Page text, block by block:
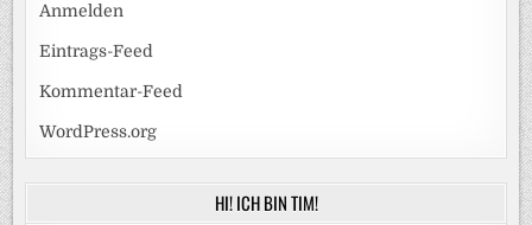
Anmelden
Eintrags-Feed
Kommentar-Feed
WordPress.org
HI! ICH BIN TIM!